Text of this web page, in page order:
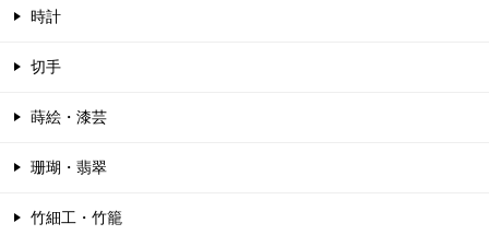
時計
切手
蒔絵・漆芸
珊瑚・翡翠
竹細工・竹籠